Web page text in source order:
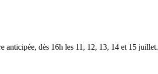
anticipée, dès 16h les 11, 12, 13, 14 et 15 juillet.